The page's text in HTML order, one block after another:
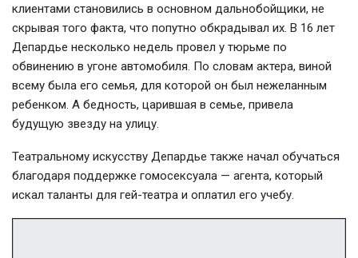
клиентами становились в основном дальнобойщики, не
скрывая того факта, что попутно обкрадывал их. В 16 лет
Депардье несколько недель провел у тюрьме по
обвинению в угоне автомобиля. По словам актера, виной
всему была его семья, для которой он был нежеланным
ребенком. А бедность, царившая в семье, привела
будущую звезду на улицу.
Театральному искусству Депардье также начал обучаться
благодаря поддержке гомосексуала — агента, который
искал таланты для гей-театра и оплатил его учебу.